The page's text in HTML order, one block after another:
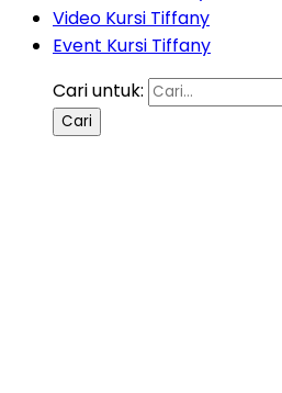
Video Kursi Tiffany
Event Kursi Tiffany
Cari untuk: